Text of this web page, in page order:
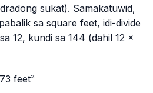
sukat). Samakatuwid,
sa square feet, idi-divide
12, kundi sa 144 (dahil 12 ×
feet²